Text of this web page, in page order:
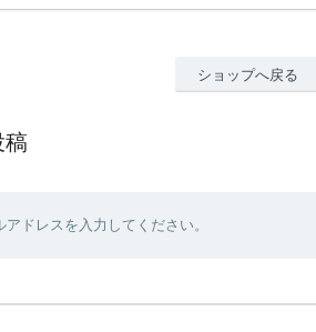
ショップへ戻る
稿
ドレスを入力してください。